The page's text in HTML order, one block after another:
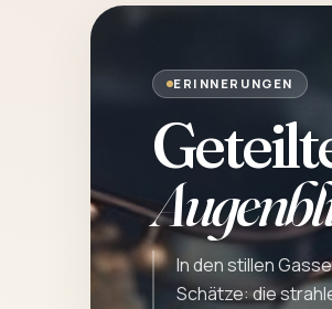
ERINNERUNGEN
In den stillen
Schätze: die